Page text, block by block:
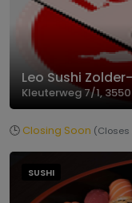
Leo Sushi
Kleuterweg 7/1,
🕒 Closing Soon (Closes
SUSHI